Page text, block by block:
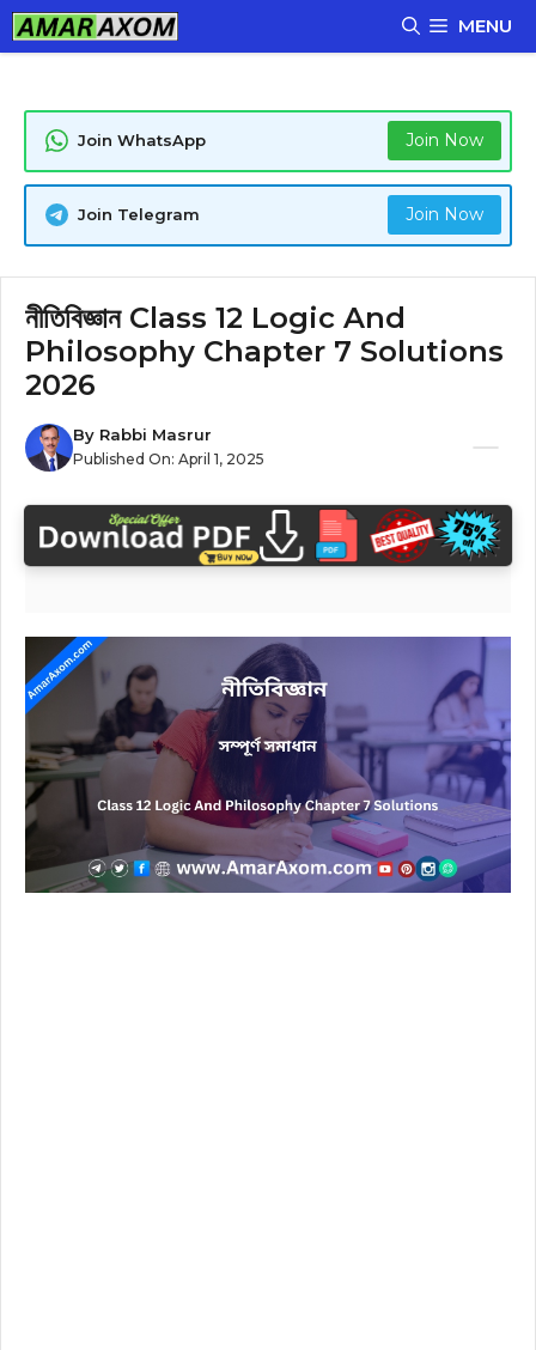
Skip
to
MENU
Join WhatsApp Join Now
Join Telegram Join Now
নীতিবিজ্ঞান Class 12 Logic And
Philosophy Chapter 7 Solutions
2026
By Rabbi Masrur
Published On: April 1, 2025